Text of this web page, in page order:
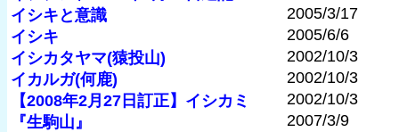
イシキと意識
2005/3/17
イシキ
2005/6/6
イシカタヤマ(猿投山)
2002/10/3
イカルガ(何鹿)
2002/10/3
【2008年2月27日訂正】イシカミ
2002/10/3
『生駒山』
2007/3/9